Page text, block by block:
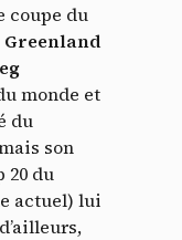
coupe du
monde et
du
son
20 du
actuel) lui